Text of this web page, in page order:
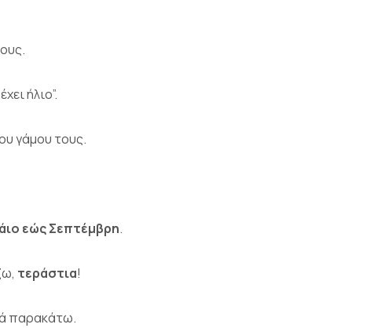
ήλιο”.
γάμου τους.
εώς Σεπτέμβρη.
τεράστια!
παρακάτω.